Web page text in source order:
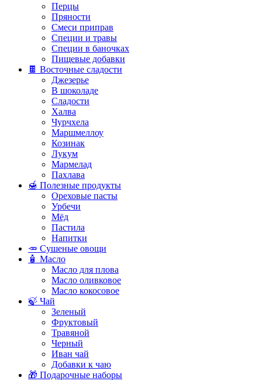
Перцы
Пряности
Смеси приправ
Специи и травы
Специи в баночках
Пищевые добавки
🍫 Восточные сладости
Джезерье
В шоколаде
Сладости
Халва
Чурчхела
Маршмеллоу
Козинак
Лукум
Мармелад
Пахлава
🍯 Полезные продукты
Ореховые пасты
Урбечи
Мёд
Пастила
Напитки
🥕 Сушеные овощи
🧴 Масло
Масло для плова
Масло оливковое
Масло кокосовое
🍃 Чай
Зеленый
Фруктовый
Травяной
Черный
Иван чай
Добавки к чаю
🎁 Подарочные наборы